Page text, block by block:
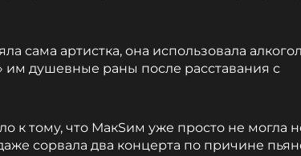
сама артистка, она использовала
им душевные раны после расставания с
к тому, что МакSим уже просто не могла
сорвала два концерта по причине